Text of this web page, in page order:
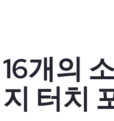
16개의
지 터치